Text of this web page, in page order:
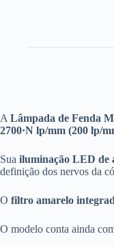
A Lâmpada de Fenda
2700·N lp/mm (200 lp/
Sua iluminação LED de
definição dos nervos da
O filtro amarelo
O modelo conta ainda